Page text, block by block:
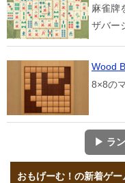
麻雀牌
ザバー
Wood
8×8の
▶ ラ
おもげーむ！の新着ゲー